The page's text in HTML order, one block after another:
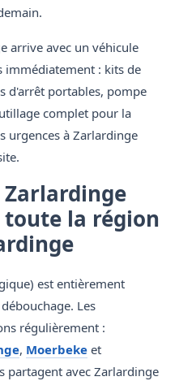
arrive avec un véhicule
immédiatement : kits de
d'arrêt portables, pompe
complet pour la
urgences à Zarlardinge
Zarlardinge
la région
est entièrement
Les
régulièrement :
, Moerbeke et
partagent avec Zarlardinge